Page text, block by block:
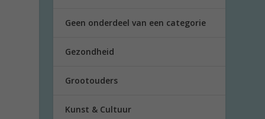
Geen onderdeel van een categorie
Gezondheid
Grootouders
Kunst & Cultuur